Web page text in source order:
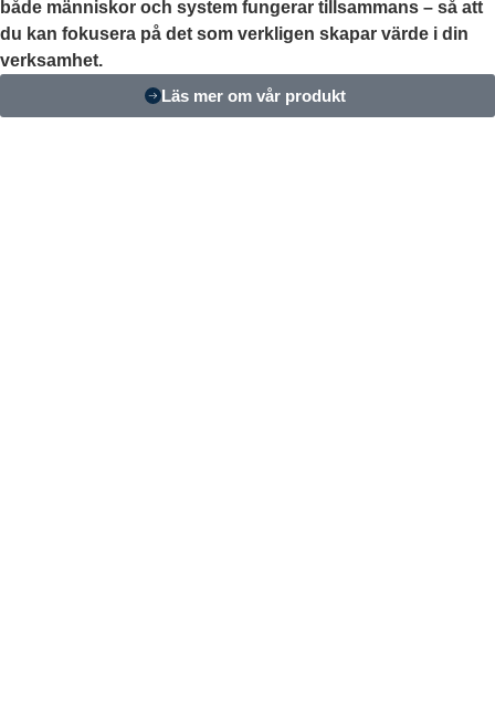
både människor och system fungerar tillsammans – så att
du kan fokusera på det som verkligen skapar värde i din
verksamhet.
Läs mer om vår produkt